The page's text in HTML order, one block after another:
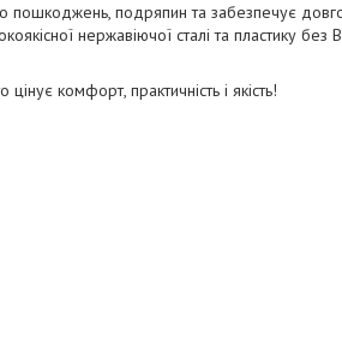
пошкоджень, подряпин та забезпечує
нержавіючої сталі та пластику без
комфорт, практичність і якість!